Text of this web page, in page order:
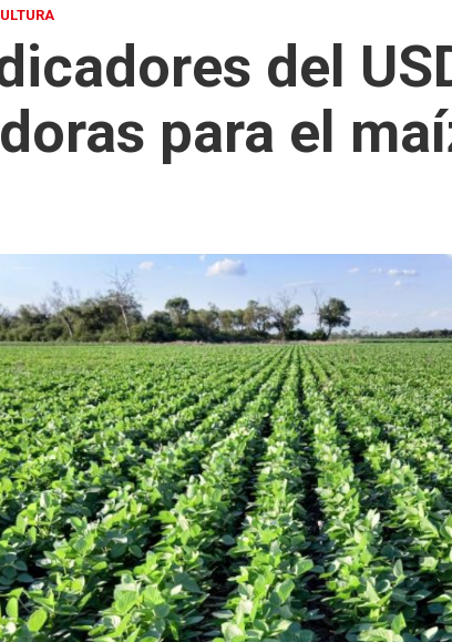
del
para el